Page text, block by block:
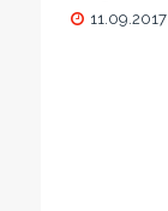
11.09.2017